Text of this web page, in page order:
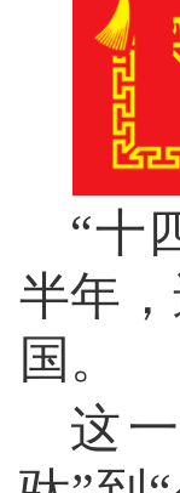
“十
半年
国。
这